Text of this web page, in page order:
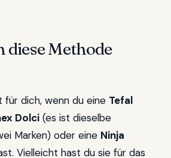
diese Methode
für dich, wenn du eine Tefal
Dolci (es ist dieselbe
Marken) oder eine Ninja
Vielleicht hast du sie für das